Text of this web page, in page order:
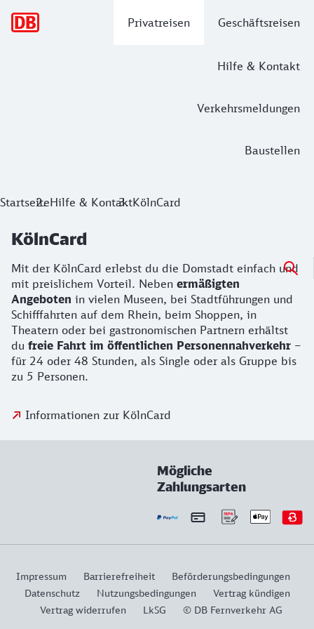
Privatreisen Geschäftsreisen
Hilfe & Kontakt
Verkehrsmeldungen
Baustellen
StartseiteHilfe & KontaktKölnCard
KölnCard
Mit der KölnCard erlebst du die Domstadt einfach und
mit preislichem Vorteil. Neben ermäßigten
Angeboten in vielen Museen, bei Stadtführungen und
Schifffahrten auf dem Rhein, beim Shoppen, in
Theatern oder bei gastronomischen Partnern erhältst
du freie Fahrt im öffentlichen Personennahverkehr –
für 24 oder 48 Stunden, als Single oder als Gruppe bis
zu 5 Personen.
Informationen zur KölnCard
Mögliche
Zahlungsarten
Impressum Barrierefreiheit
Beförderungsbedingungen
Datenschutz
Nutzungsbedingungen
Vertrag kündigen
Vertrag widerrufen
LkSG © DB Fernverkehr AG